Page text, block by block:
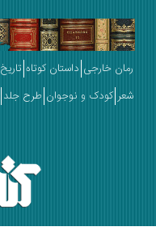
خارجی داستان کوتاه تاریخ دین
کودک و نوجوان طرح جلد فیلم